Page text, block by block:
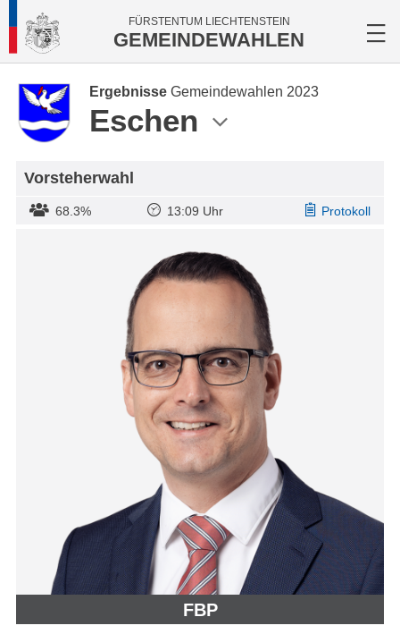
FÜRSTENTUM LIECHTENSTEIN
GEMEINDEWAHLEN
Ergebnisse Gemeindewahlen 2023
Eschen
Vorsteherwahl
68.3% 13:09 Uhr Protokoll
FBP